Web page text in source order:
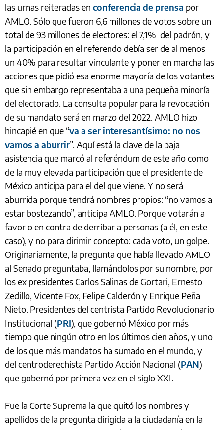
las urnas reiteradas en conferencia de prensa por
AMLO. Sólo que fueron 6,6 millones de votos sobre un
total de 93 millones de electores: el 7,1% del padrón, y
la participación en el referendo debía ser de al menos
un 40% para resultar vinculante y poner en marcha las
acciones que pidió esa enorme mayoría de los votantes
que sin embargo representaba a una pequeña minoría
del electorado. La consulta popular para la revocación
de su mandato será en marzo del 2022. AMLO hizo
hincapié en que “va a ser interesantísimo: no nos
vamos a aburrir”. Aquí está la clave de la baja
asistencia que marcó al referéndum de este año como
de la muy elevada participación que el presidente de
México anticipa para el del que viene. Y no será
aburrida porque tendrá nombres propios: “no vamos a
estar bostezando”, anticipa AMLO. Porque votarán a
favor o en contra de derribar a personas (a él, en este
caso), y no para dirimir concepto: cada voto, un golpe.
Originariamente, la pregunta que había llevado AMLO
al Senado preguntaba, llamándolos por su nombre, por
los ex presidentes Carlos Salinas de Gortari, Ernesto
Zedillo, Vicente Fox, Felipe Calderón y Enrique Peña
Nieto. Presidentes del centrista Partido Revolucionario
Institucional (PRI), que gobernó México por más
tiempo que ningún otro en los últimos cien años, y uno
de los que más mandatos ha sumado en el mundo, y
del centroderechista Partido Acción Nacional (PAN)
que gobernó por primera vez en el siglo XXI.
Fue la Corte Suprema la que quitó los nombres y
apellidos de la pregunta dirigida a la ciudadanía en la